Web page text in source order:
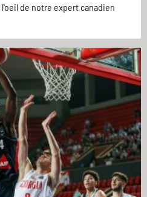
de notre expert canadien